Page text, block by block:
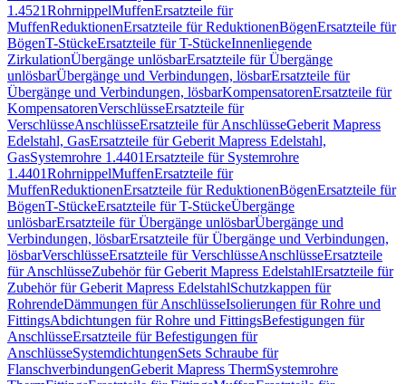
1.4521RohrnippelMuffenErsatzteile für
MuffenReduktionenErsatzteile für ReduktionenBögenErsatzteile für
BögenT-StückeErsatzteile für T-StückeInnenliegende
ZirkulationÜbergänge unlösbarErsatzteile für Übergänge
unlösbarÜbergänge und Verbindungen, lösbarErsatzteile für
Übergänge und Verbindungen, lösbarKompensatorenErsatzteile für
KompensatorenVerschlüsseErsatzteile für
VerschlüsseAnschlüsseErsatzteile für AnschlüsseGeberit Mapress
Edelstahl, GasErsatzteile für Geberit Mapress Edelstahl,
GasSystemrohre 1.4401Ersatzteile für Systemrohre
1.4401RohrnippelMuffenErsatzteile für
MuffenReduktionenErsatzteile für ReduktionenBögenErsatzteile für
BögenT-StückeErsatzteile für T-StückeÜbergänge
unlösbarErsatzteile für Übergänge unlösbarÜbergänge und
Verbindungen, lösbarErsatzteile für Übergänge und Verbindungen,
lösbarVerschlüsseErsatzteile für VerschlüsseAnschlüsseErsatzteile
für AnschlüsseZubehör für Geberit Mapress EdelstahlErsatzteile für
Zubehör für Geberit Mapress EdelstahlSchutzkappen für
RohrendeDämmungen für AnschlüsseIsolierungen für Rohre und
FittingsAbdichtungen für Rohre und FittingsBefestigungen für
AnschlüsseErsatzteile für Befestigungen für
AnschlüsseSystemdichtungenSets Schraube für
FlanschverbindungenGeberit Mapress ThermSystemrohre